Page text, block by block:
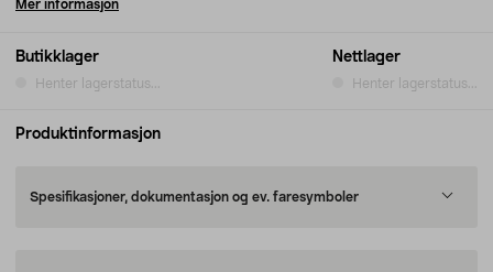
Butikklager
Henter lagerstatus...
Nettlager
Henter lagerstatus...
Mer informasjon
Produktinformasjon
Spesifikasjoner, dokumentasjon og ev. faresymboler